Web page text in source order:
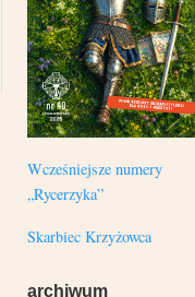
Wcześniejsze numery
„Rycerzyka”
Skarbiec Krzyżowca
archiwum